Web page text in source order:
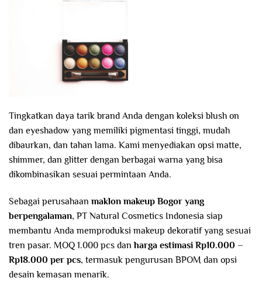
Tingkatkan daya tarik brand Anda dengan koleksi blush on
dan eyeshadow yang memiliki pigmentasi tinggi, mudah
dibaurkan, dan tahan lama. Kami menyediakan opsi matte,
shimmer, dan glitter dengan berbagai warna yang bisa
dikombinasikan sesuai permintaan Anda.
Sebagai perusahaan maklon makeup Bogor yang
berpengalaman, PT Natural Cosmetics Indonesia siap
membantu Anda memproduksi makeup dekoratif yang sesuai
tren pasar. MOQ 1.000 pcs danharga estimasi Rp10.000 –
Rp18.000 per pcs, termasuk pengurusan BPOM dan opsi
desain kemasan menarik.